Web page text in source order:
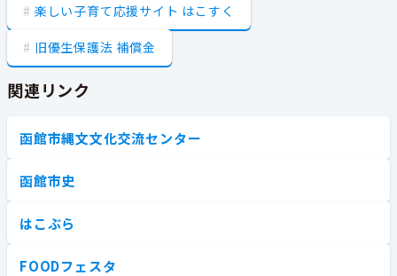
楽しい子育て応援サイト はこすく
旧優生保護法 補償金
関連リンク
函館市縄文文化交流センター
函館市史
はこぶら
FOODフェスタ